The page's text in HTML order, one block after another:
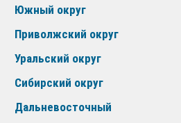
Южный округ
Приволжский округ
Уральский округ
Сибирский округ
Дальневосточный